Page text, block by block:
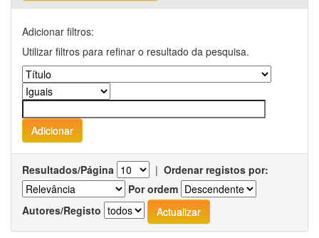
Adicionar filtros:
Utilizar filtros para refinar o resultado da pesquisa.
Resultados/Página | Ordenar registos por:
Por ordem
Autores/Registo